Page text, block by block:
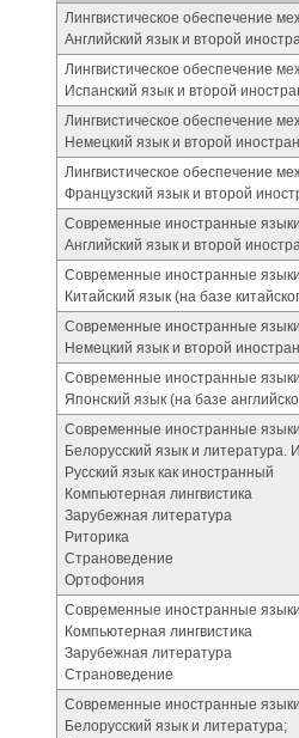
Лингвистическое обеспечение
Английский язык и второй
Лингвистическое обеспечение
Испанский язык и второй
Лингвистическое обеспечение
Немецкий язык и второй
Лингвистическое обеспечение
Французский язык и второй
Современные иностранные
Английский язык и второй
Современные иностранные
Китайский язык (на базе
Современные иностранные
Немецкий язык и второй
Современные иностранные
Японский язык (на базе
Современные иностранные
Белорусский язык и литература.
Русский язык как иностранный
Компьютерная лингвистика
Зарубежная литература
Риторика
Страноведение
Ортофония
Современные иностранные языки
Компьютерная лингвистика
Зарубежная литература
Страноведение
Современные иностранные
Белорусский язык и литература;